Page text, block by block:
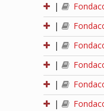
|
|
|
|
|
|